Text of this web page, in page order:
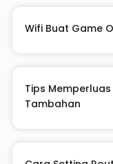
Wifi Buat Game
Tips
Tambahan